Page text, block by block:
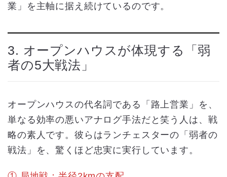
業」を主軸に据え続けているのです。
3. オープンハウスが体現する「弱
者の5大戦法」
オープンハウスの代名詞である「路上営業」を、
単なる効率の悪いアナログ手法だと笑う人は、戦
略の素人です。彼らはランチェスターの「弱者の
戦法」を、驚くほど忠実に実行しています。